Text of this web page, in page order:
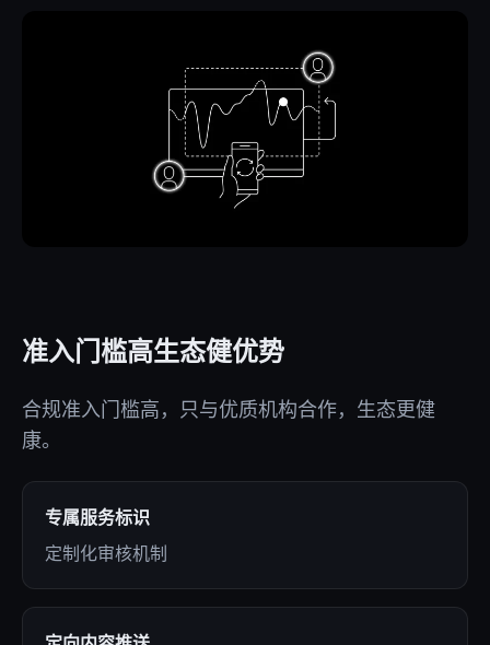
准入门槛高生态健优势
合规准入门槛高，只与优质机构合作，生态更健
康。
专属服务标识
定制化审核机制